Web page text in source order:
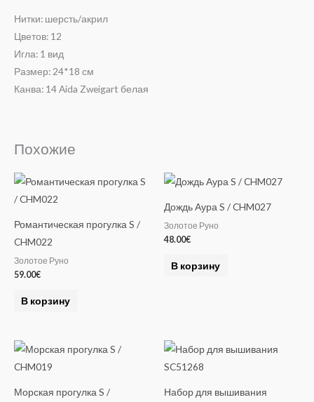
Нитки: шерсть/акрил
Цветов: 12
Игла: 1 вид
Размер: 24*18 см
Канва: 14 Aida Zweigart белая
Похожие
Романтическая прогулка S /
CHM022
Золотое Руно
59.00€
В корзину
Дождь Аура S / CHM027
Золотое Руно
48.00€
В корзину
Морская прогулка S /
Набор для вышивания